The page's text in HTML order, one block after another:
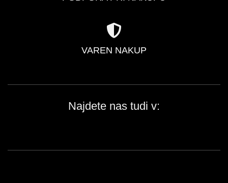
VAREN NAKUP
Najdete nas tudi v: